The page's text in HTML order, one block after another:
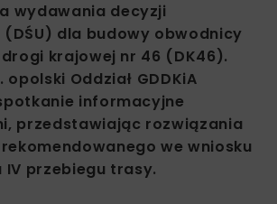
wydawania decyzji
dla budowy obwodnicy
krajowej nr 46 (DK46).
Oddział GDDKiA
informacyjne
przedstawiając rozwiązania
we wniosku
IV przebiegu trasy.